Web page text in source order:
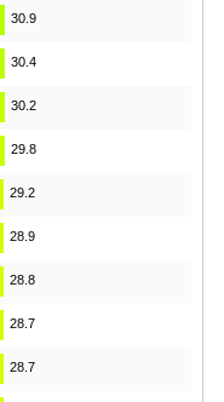
30.9
30.4
30.2
29.8
29.2
28.9
28.8
28.7
28.7